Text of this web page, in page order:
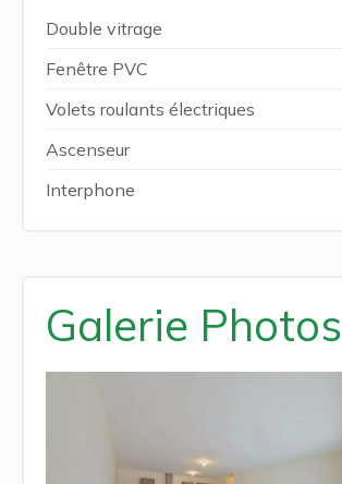
Double vitrage
Fenêtre PVC
Volets roulants électriques
Ascenseur
Interphone
Galerie Photos